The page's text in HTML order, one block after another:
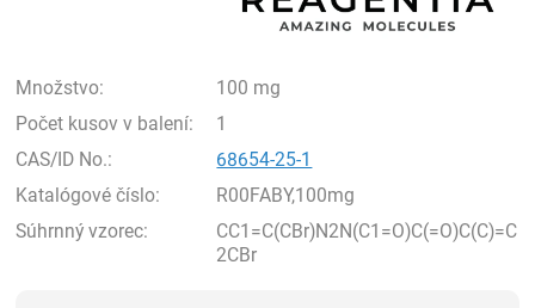
Množstvo:
100 mg
Počet kusov v balení:
1
CAS/ID No.:
68654-25-1
Katalógové číslo:
R00FABY,100mg
Súhrnný vzorec:
CC1=C(CBr)N2N(C1=O)C(=O)C(C)=C
2CBr